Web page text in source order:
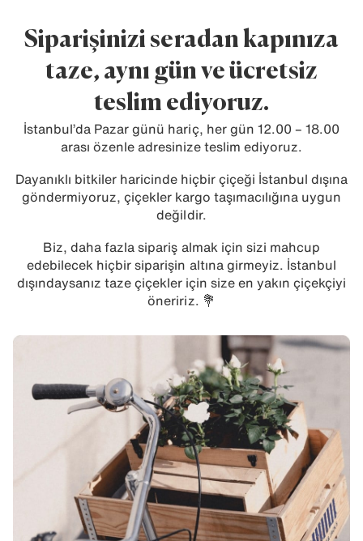
Siparişinizi seradan kapınıza
taze, aynı gün ve ücretsiz
teslim ediyoruz.
İstanbul’da Pazar günü hariç, her gün 12.00 – 18.00
arası özenle adresinize teslim ediyoruz.
Dayanıklı bitkiler haricinde hiçbir çiçeği İstanbul dışına
göndermiyoruz, çiçekler kargo taşımacılığına uygun
değildir.
Biz, daha fazla sipariş almak için sizi mahcup
edebilecek hiçbir siparişin altına girmeyiz. İstanbul
dışındaysanız taze çiçekler için size en yakın çiçekçiyi
öneririz. 💐